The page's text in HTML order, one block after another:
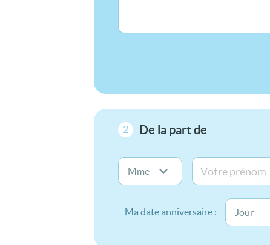
2 De la part de
Ma date anniversaire :